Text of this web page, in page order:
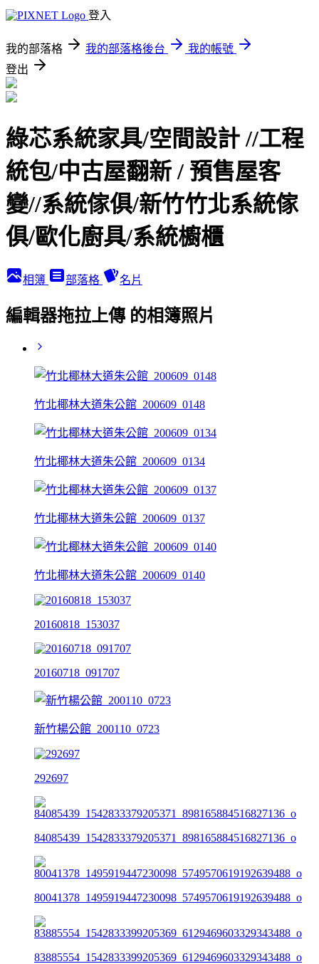
登入
我的部落格 我的部落格後台
我的帳號
登出
綠芯系統家具/空間設計 //工程
統包/中古屋翻新 / 預售屋客
變//系統傢俱/新竹竹北系統傢
俱/歐化廚具/系統櫥櫃
相簿 部落格 名片
編輯器拖拉上傳 的相簿照片
竹北椰林大道朱公館_200609_0148
竹北椰林大道朱公館_200609_0134
竹北椰林大道朱公館_200609_0137
竹北椰林大道朱公館_200609_0140
20160818_153037
20160718_091707
新竹楊公館_200110_0723
292697
84085439_1542833379205371_898165884516827136_o
80041378_1495919447230098_5749570619192639488_o
83885554_1542833399205369_6129469603329343488_o